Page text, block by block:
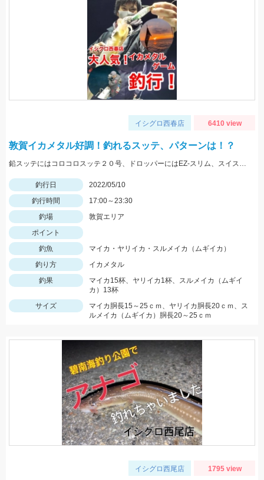
イシグロ西春店 6410 view
敦賀イカメタル好調！釣れるスッテ、パターンは！？
鉛スッテにはコロコロスッテ２０号、ドロッパーにはEZ-スリム、スイスイドロッパーをメインに使用しました。
釣行日
2022/05/10
釣行時間
17:00～23:30
釣場
敦賀エリア
ポイント
釣魚
マイカ・ヤリイカ・スルメイカ（ムギイカ）
釣り方
イカメタル
釣果
マイカ15杯、ヤリイカ1杯、スルメイカ（ムギイ
カ）13杯
サイズ
マイカ胴長15～25ｃｍ、ヤリイカ胴長20ｃｍ、ス
ルメイカ（ムギイカ）胴長20～25ｃｍ
イシグロ西尾店 1795 view